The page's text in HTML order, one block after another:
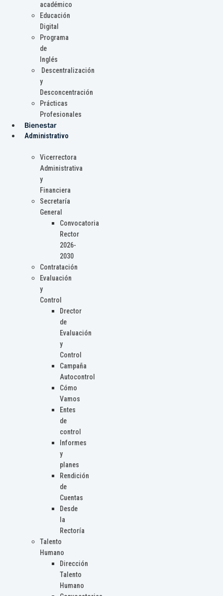
académico
Educación
Digital
Programa
de
Inglés
Descentralización
y
Desconcentración
Prácticas
Profesionales
Bienestar
Administrativo
Vicerrectora
Administrativa
y
Financiera
Secretaría
General
Convocatoria
Rector
2026-
2030
Contratación
Evaluación
y
Control
Drector
de
Evaluación
y
Control
Campaña
Autocontrol
Cómo
Vamos
Entes
de
control
Informes
y
planes
Rendición
de
Cuentas
Desde
la
Rectoría
Talento
Humano
Dirección
Talento
Humano